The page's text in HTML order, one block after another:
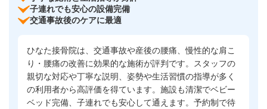
子連れでも安心の設備完備
交通事故後のケアに最適
ひなた接骨院は、交通事故や産後の腰痛、慢性的な肩こ
り・腰痛の改善に効果的な施術が評判です。スタッフの
親切な対応や丁寧な説明、姿勢や生活習慣の指導が多く
の利用者から高評価を得ています。施設も清潔でベビー
ベッド完備、子連れでも安心して通えます。予約制で待